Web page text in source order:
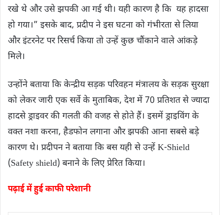
रखे थे और उसे झपकी आ गई थी। यही कारण है कि यह हादसा
हो गया।” इसके बाद, प्रदीप ने इस घटना को गंभीरता से लिया
और इंटरनेट पर रिसर्च किया तो उन्हें कुछ चौंकाने वाले आंकड़े
मिले।
उन्होंने बताया कि केन्द्रीय सड़क परिवहन मंत्रालय के सड़क सुरक्षा
को लेकर जारी एक सर्वे के मुताबिक, देश में 70 प्रतिशत से ज्यादा
हादसे ड्राइवर की गलती की वजह से होते हैं। इसमें ड्राइविंग के
वक्त नशा करना, हैडफोन लगाना और झपकी आना सबसे बड़े
कारण थे। प्रदीपन ने बताया कि बस यही से उन्हें K-Shield
(Safety shield) बनाने के लिए प्रेरित किया।
पढ़ाई में हुई काफी परेशानी